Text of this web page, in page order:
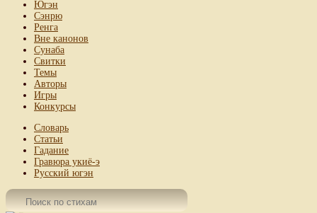
Югэн
Сэнрю
Ренга
Вне канонов
Сунаба
Свитки
Темы
Авторы
Игры
Конкурсы
Словарь
Статьи
Гадание
Гравюра укиё-э
Русский югэн